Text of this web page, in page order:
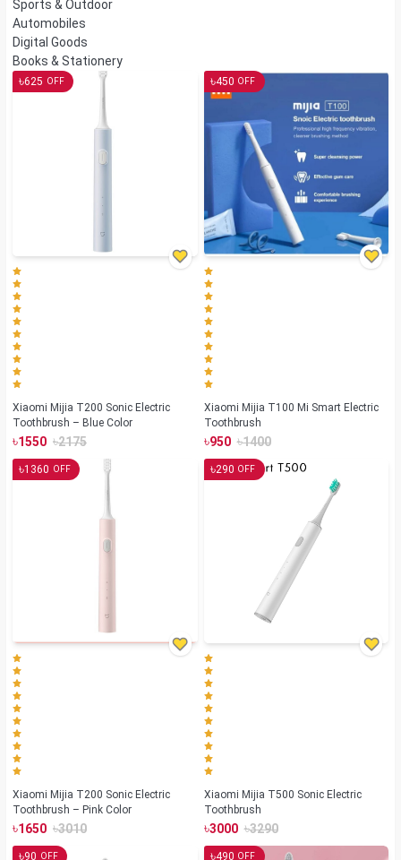
Sports & Outdoor
Automobiles
Digital Goods
Books & Stationery
৳625 OFF
Xiaomi Mijia T200 Sonic Electric
Toothbrush – Blue Color
৳1550 ৳2175
৳450 OFF
Xiaomi Mijia T100 Mi Smart Electric
Toothbrush
৳950 ৳1400
৳1360 OFF
Xiaomi Mijia T200 Sonic Electric
Toothbrush – Pink Color
৳1650 ৳3010
৳290 OFF
Xiaomi Mijia T500 Sonic Electric
Toothbrush
৳3000 ৳3290
৳90 OFF ৳490 OFF